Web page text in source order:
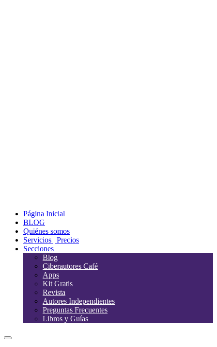
Página Inicial
BLOG
Quiénes somos
Servicios | Precios
Secciones
Blog
Ciberautores Café
Apps
Kit Gratis
Revista
Autores Independientes
Preguntas Frecuentes
Libros y Guías